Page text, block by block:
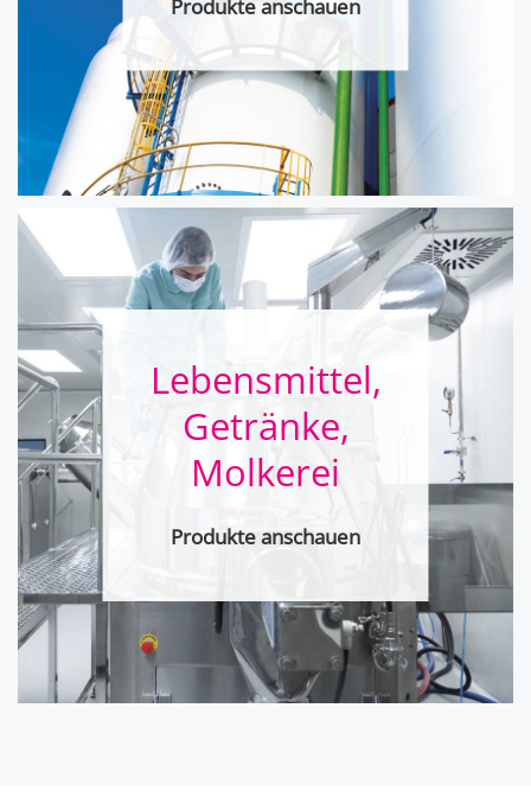
Produkte anschauen
Lebensmittel,
Getränke,
Molkerei
Produkte anschauen